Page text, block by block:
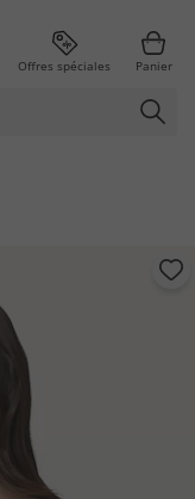
Offres spéciales Panier